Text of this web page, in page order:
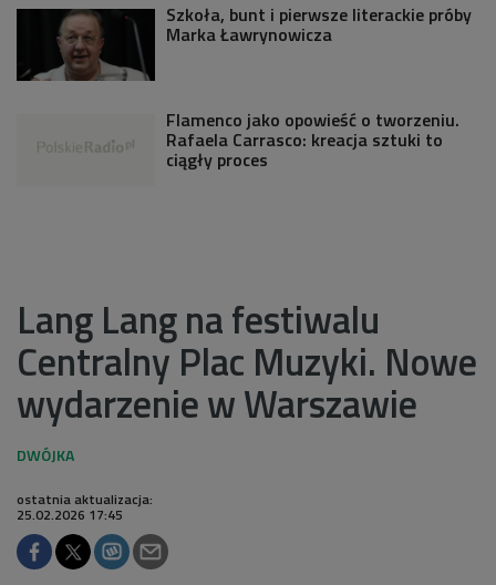
Szkoła, bunt i pierwsze literackie próby
Marka Ławrynowicza
Flamenco jako opowieść o tworzeniu.
Rafaela Carrasco: kreacja sztuki to
ciągły proces
Lang Lang na festiwalu
Centralny Plac Muzyki. Nowe
wydarzenie w Warszawie
ostatnia aktualizacja:
25.02.2026 17:45